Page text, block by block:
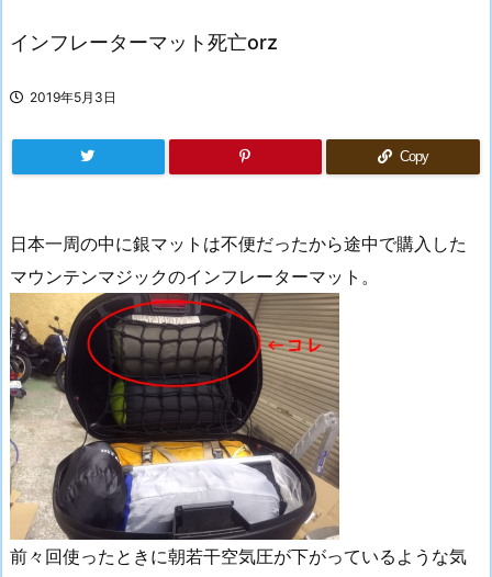
インフレーターマット死亡orz
2019年5月3日
Copy
日本一周の中に銀マットは不便だったから途中で購入した
マウンテンマジックのインフレーターマット。
前々回使ったときに朝若干空気圧が下がっているような気